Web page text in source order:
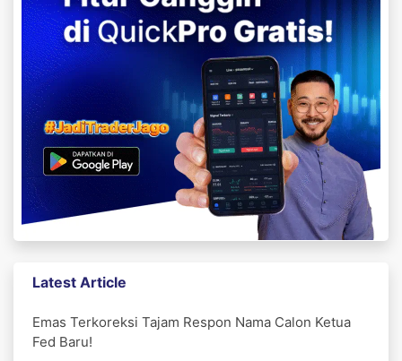
Latest Article
Emas Terkoreksi Tajam Respon Nama Calon Ketua
Fed Baru!